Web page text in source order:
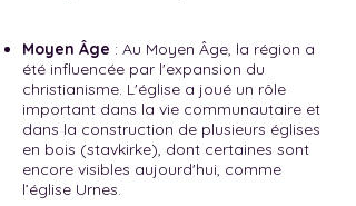
Moyen Âge : Au Moyen Âge, la région a
été influencée par l'expansion du
christianisme. L'église a joué un rôle
important dans la vie communautaire et
dans la construction de plusieurs églises
en bois (stavkirke), dont certaines sont
encore visibles aujourd'hui, comme
l’église Urnes.